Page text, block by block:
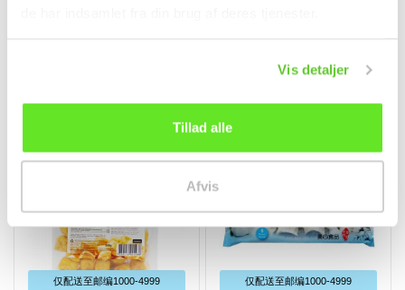
Vis detaljer
Tillad alle
Afvis
仅配送⾄邮编1000-4999 仅配送⾄邮编1000-4999